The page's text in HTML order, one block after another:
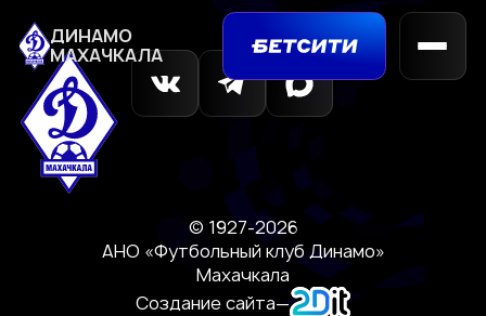
ДИНАМО
МАХАЧКАЛА
© 1927-2026
АНО «Футбольный клуб Динамо»
Махачкала
Создание сайта—